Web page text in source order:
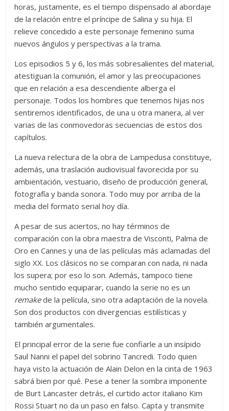
horas, justamente, es el tiempo dispensado al abordaje
de la relación entre el príncipe de Salina y su hija. El
relieve concedido a este personaje femenino suma
nuevos ángulos y perspectivas a la trama.
Los episodios 5 y 6, los más sobresalientes del material,
atestiguan la comunión, el amor y las preocupaciones
que en relación a esa descendiente alberga el
personaje. Todos los hombres que tenemos hijas nos
sentiremos identificados, de una u otra manera, al ver
varias de las conmovedoras secuencias de estos dos
capítulos.
La nueva relectura de la obra de Lampedusa constituye,
además, una traslación audiovisual favorecida por su
ambientación, vestuario, diseño de producción general,
fotografía y banda sonora. Todo muy por arriba de la
media del formato serial hoy día.
A pesar de sus aciertos, no hay términos de
comparación con la obra maestra de Visconti, Palma de
Oro en Cannes y una de las películas más aclamadas del
siglo XX. Los clásicos no se comparan con nada, ni nada
los supera; por eso lo son. Además, tampoco tiene
mucho sentido equiparar, cuando la serie no es un
remakede la película, sino otra adaptación de la novela.
Son dos productos con divergencias estilísticas y
también argumentales.
El principal error de la serie fue confiarle a un insípido
Saul Nanni el papel del sobrino Tancredi. Todo quien
haya visto la actuación de Alain Delon en la cinta de 1963
sabrá bien por qué. Pese a tener la sombra imponente
de Burt Lancaster detrás, el curtido actor italiano Kim
Rossi Stuart no da un paso en falso. Capta y transmite